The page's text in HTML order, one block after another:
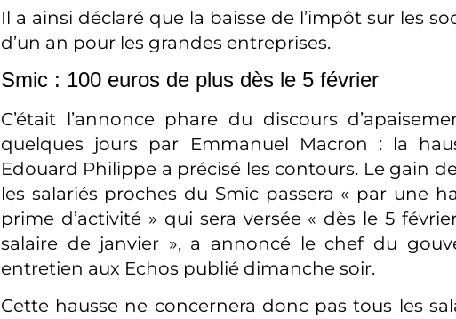
Il a ainsi déclaré que la baisse de l’impôt sur les
d’un an pour les grandes entreprises.
Smic : 100 euros de plus dès le 5 février
C’était l’annonce phare du discours
quelques jours par Emmanuel Macron : la
Edouard Philippe a précisé les contours. Le gain
les salariés proches du Smic passera « par une
prime d’activité » qui sera versée « dès le 5
salaire de janvier », a annoncé le chef du
entretien aux Echos publié dimanche soir.
Cette hausse ne concernera donc pas tous les